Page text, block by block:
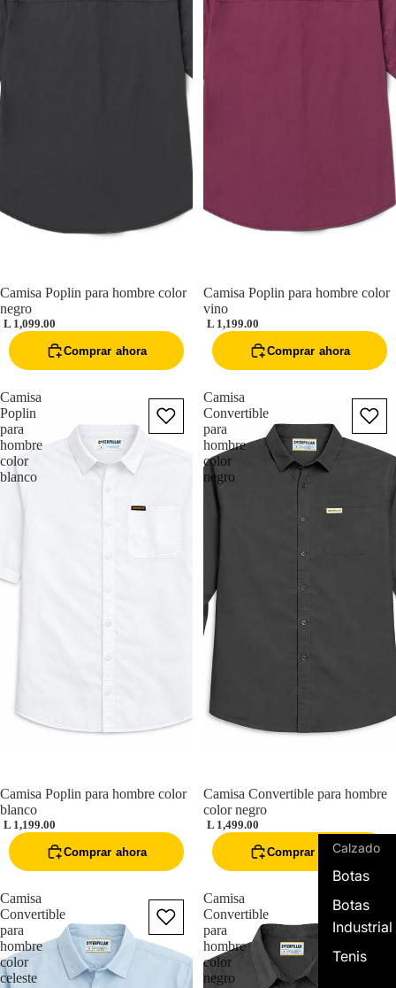
Calzado
Botas
Botas
Industrial
Tenis
Camisa Poplin para hombre color
negro
L 1,099.00
Comprar ahora
Camisa Poplin para hombre color
vino
L 1,199.00
Comprar ahora
Camisa
Poplin
para
hombre
color
blanco
Camisa Poplin para hombre color
blanco
L 1,199.00
Comprar ahora
Camisa
Convertible
para
hombre
color
negro
Camisa Convertible para hombre
color negro
L 1,499.00
Comprar ahora
Camisa
Convertible
para
hombre
color
celeste
Camisa
Convertible
para
hombre
color
negro